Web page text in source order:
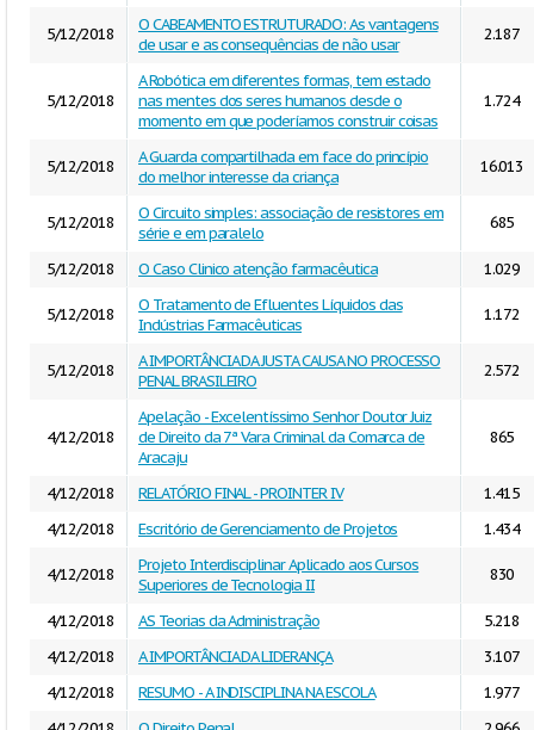
5/12/2018
O CABEAMENTO ESTRUTURADO: As vantagens
de usar e as consequências de não usar
2.187
5/12/2018
A Robótica em diferentes formas, tem estado
nas mentes dos seres humanos desde o
momento em que poderíamos construir coisas
1.724
5/12/2018
A Guarda compartilhada em face do princípio
do melhor interesse da criança
16.013
5/12/2018
O Circuito simples: associação de resistores em
série e em paralelo
685
5/12/2018 O Caso Clinico atenção farmacêutica 1.029
5/12/2018
O Tratamento de Efluentes Líquidos das
Indústrias Farmacêuticas
1.172
5/12/2018
A IMPORTÂNCIA DA JUSTA CAUSA NO PROCESSO
PENAL BRASILEIRO
2.572
4/12/2018
Apelação - Excelentíssimo Senhor Doutor Juiz
de Direito da 7ª Vara Criminal da Comarca de
Aracaju
865
4/12/2018 RELATÓRIO FINAL - PROINTER IV
1.415
4/12/2018
Escritório de Gerenciamento de Projetos 1.434
4/12/2018
Projeto Interdisciplinar Aplicado aos Cursos
Superiores de Tecnologia II
830
4/12/2018 AS Teorias da Administração
5.218
4/12/2018
A IMPORTÂNCIA DA LIDERANÇA
3.107
4/12/2018
RESUMO - A INDISCIPLINA NA ESCOLA
1.977